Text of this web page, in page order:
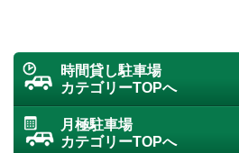
時間貸し駐車場
カテゴリーTOPへ
月極駐車場
カテゴリーTOPへ